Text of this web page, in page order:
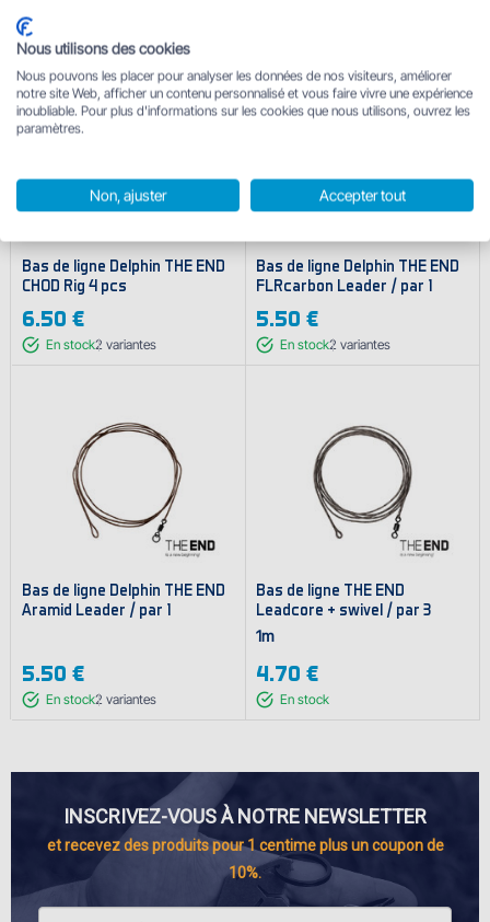
Bas de ligne Delphin THE END
CHOD Rig 4 pcs
6.50 €
En stock2 variantes
Bas de ligne Delphin THE END
FLRcarbon Leader / par 1
5.50 €
En stock2 variantes
Bas de ligne Delphin THE END
Aramid Leader / par 1
5.50 €
En stock2 variantes
Bas de ligne THE END
Leadcore + swivel / par 3
1m
4.70 €
En stock
INSCRIVEZ-VOUS À NOTRE NEWSLETTER
et recevez des produits pour 1 centime plus un coupon de
10%.
Nous utilisons des cookies
Nous pouvons les placer pour analyser les données de nos visiteurs, améliorer
notre site Web, afficher un contenu personnalisé et vous faire vivre une expérience
inoubliable. Pour plus d'informations sur les cookies que nous utilisons, ouvrez les
paramètres.
Non, ajuster Accepter tout